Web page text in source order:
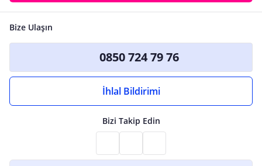
Bize Ulaşın
0850 724 79 76
İhlal Bildirimi
Bizi Takip Edin